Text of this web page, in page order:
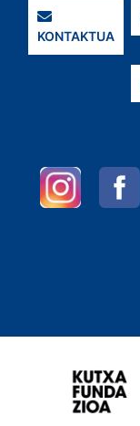
KONTAKTUA